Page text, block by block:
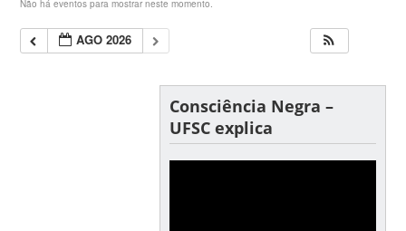
Não há eventos para mostrar neste momento.
AGO 2026
Consciência Negra –
UFSC explica